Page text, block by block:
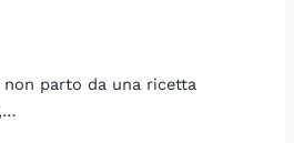
parto da una ricetta